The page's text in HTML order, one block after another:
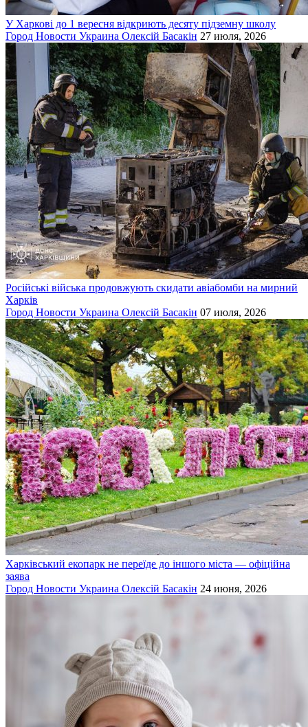
У Харкові до 1 вересня відкриють десяту підземну школу
Город Новости Украина Олексій Басакін 27 июля, 2026
Російські війська продовжують скидати авіабомби на мирний
Харків
Город Новости Украина Олексій Басакін 07 июля, 2026
Харківський екопарк не переїде до іншого міста — офіційна
заява
Город Новости Украина Олексій Басакін 24 июня, 2026